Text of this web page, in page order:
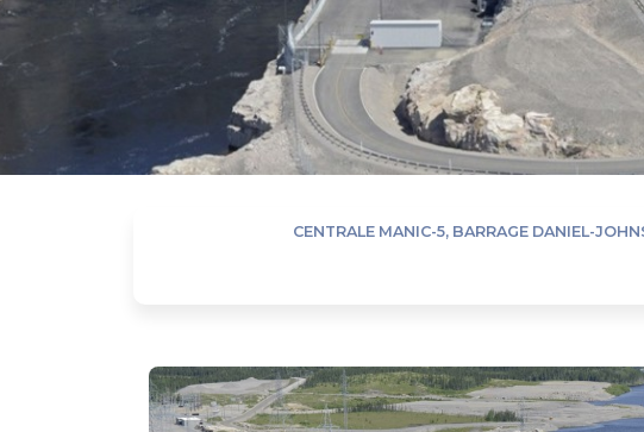
CENTRALE MANIC-5, BARRAGE DANIEL-